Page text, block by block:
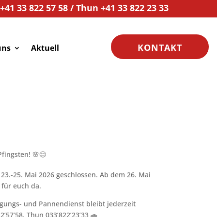
33 822 57 58 / Thun +41 33 822 23 33
Aktuell KONTAKT
🌸😊
25. Mai 2026 geschlossen. Ab dem 26. Mai
euch da.
und Pannendienst bleibt jederzeit
Thun 033’822’23’33 🚗